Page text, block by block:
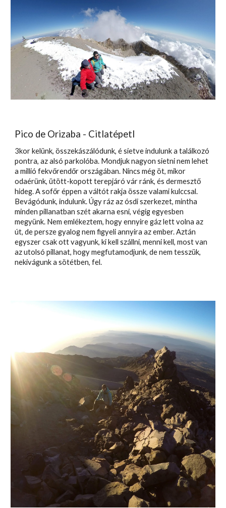
Pico de Orizaba - Citlatépetl
3kor kelünk, összekászálódunk, é sietve indulunk a találkozó
pontra, az alsó parkolóba. Mondjuk nagyon sietni nem lehet
a millió fekvőrendőr országában. Nincs még öt, mikor
odaérünk, ütött-kopott terepjáró vár ránk, és dermesztő
hideg. A sofőr éppen a váltót rakja össze valami kulccsal.
Bevágódunk, indulunk. Úgy ráz az ósdi szerkezet, mintha
minden pillanatban szét akarna esni, végig egyesben
megyünk. Nem emlékeztem, hogy ennyire gáz lett volna az
út, de persze gyalog nem figyeli annyira az ember. Aztán
egyszer csak ott vagyunk, ki kell szállni, menni kell, most van
az utolsó pillanat, hogy megfutamodjunk, de nem tesszük,
nekivágunk a sötétben, fel.